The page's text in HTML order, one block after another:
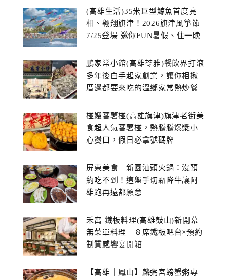
(高雄生活)35米巨型鯨魚首度亮
相、翱翔旗津！2026旗津風箏節
7/25登場 邀你FUN暑假、住一晚
鵬家常小館(高雄苓雅)餐飲界打滾
多年後白手起家創業，讓你相揪
厝邊都要來吃的溫鄉家常熱炒餐
椪嫂蕃薯椪(高雄旗津)旗津老街美
食超人氣蕃薯椪，熱騰騰爆漿小
心燙口，假日必拿號碼牌
屏東美食｜新園汕頭火鍋：沒預
約吃不到！這盤手切霜降牛讓阿
雄跑再遠都願意
禾寓 鐵板料理(高雄鼓山)新開幕
無菜單料理｜８席鐵板吧台×預約
制質感饗宴開箱
【高雄｜鳳山】麟粥宮螃蟹粥專